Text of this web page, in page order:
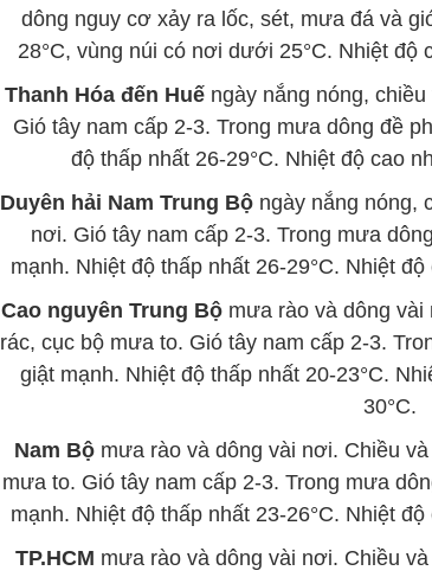
dông nguy cơ xảy ra lốc, sét, mưa đá và
28°C, vùng núi có nơi dưới 25°C. Nhiệt độ
Thanh Hóa đến Huế ngày nắng nóng,
Gió tây nam cấp 2-3. Trong mưa dông đề
độ thấp nhất 26-29°C. Nhiệt độ cao
Duyên hải Nam Trung Bộngày nắng nóng,
nơi. Gió tây nam cấp 2-3. Trong mưa
mạnh. Nhiệt độ thấp nhất 26-29°C. Nhiệt
Cao nguyên Trung Bộ mưa rào và dông
rác, cục bộ mưa to. Gió tây nam cấp 2-3.
giật mạnh. Nhiệt độ thấp nhất 20-23°C.
30°C.
Nam Bộ mưa rào và dông vài nơi. Chiều
mưa to. Gió tây nam cấp 2-3. Trong mưa
mạnh. Nhiệt độ thấp nhất 23-26°C. Nhiệt
TP.HCM mưa rào và dông vài nơi. Chiều